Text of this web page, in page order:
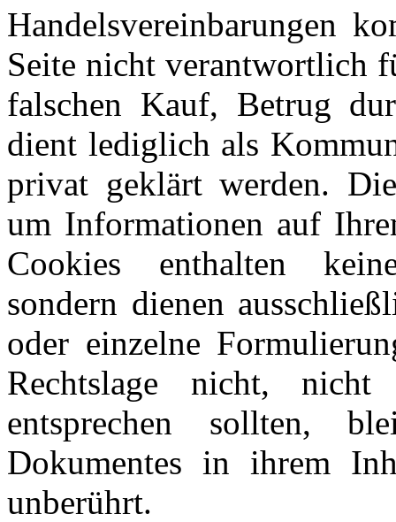
Handelsvereinbarungen
Seite nicht verantwortlich
falschen Kauf, Betrug
dient lediglich als
privat geklärt werden.
um Informationen auf
Cookies enthalten
sondern dienen
oder einzelne
Rechtslage nicht,
entsprechen sollten,
Dokumentes in ihrem
unberührt.